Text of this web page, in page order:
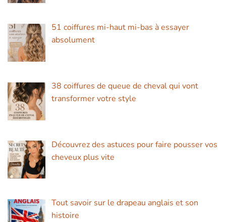
51 coiffures mi-haut mi-bas à essayer
absolument
38 coiffures de queue de cheval qui vont
transformer votre style
Découvrez des astuces pour faire pousser vos
cheveux plus vite
Tout savoir sur le drapeau anglais et son
histoire